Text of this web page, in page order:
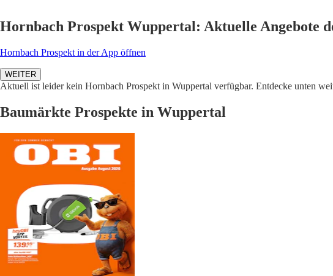
Hornbach Prospekt Wuppertal: Aktuelle Angebote
Hornbach Prospekt in der App öffnen
WEITER
Aktuell ist leider kein Hornbach Prospekt in Wuppertal verfügbar. Entdecke unten
Baumärkte Prospekte in Wuppertal